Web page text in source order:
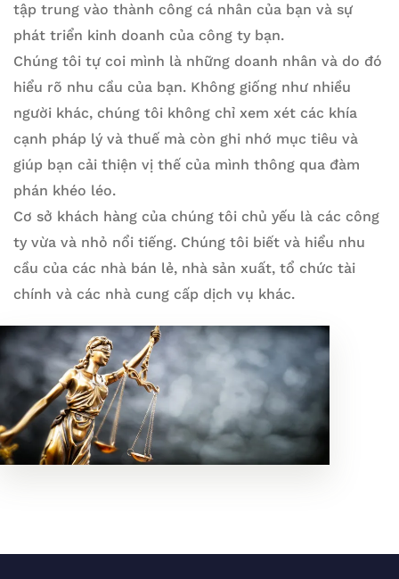
tập trung vào thành công cá nhân của bạn và sự
phát triển kinh doanh của công ty bạn.
Chúng tôi tự coi mình là những doanh nhân và do đó
hiểu rõ nhu cầu của bạn. Không giống như nhiều
người khác, chúng tôi không chỉ xem xét các khía
cạnh pháp lý và thuế mà còn ghi nhớ mục tiêu và
giúp bạn cải thiện vị thế của mình thông qua đàm
phán khéo léo.
Cơ sở khách hàng của chúng tôi chủ yếu là các công
ty vừa và nhỏ nổi tiếng. Chúng tôi biết và hiểu nhu
cầu của các nhà bán lẻ, nhà sản xuất, tổ chức tài
chính và các nhà cung cấp dịch vụ khác.